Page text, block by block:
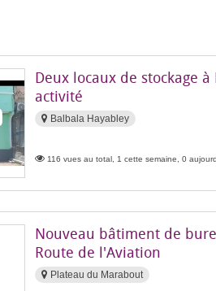
Deux locaux de stockage
activité
Balbala Hayabley
116 vues au total, 1 cette semaine, 0
Nouveau bâtiment de
Route de l'Aviation
Plateau du Marabout